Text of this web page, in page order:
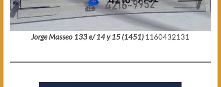
Jorge Masseo 133 e/ 14 y 15 (1451) 1160432131